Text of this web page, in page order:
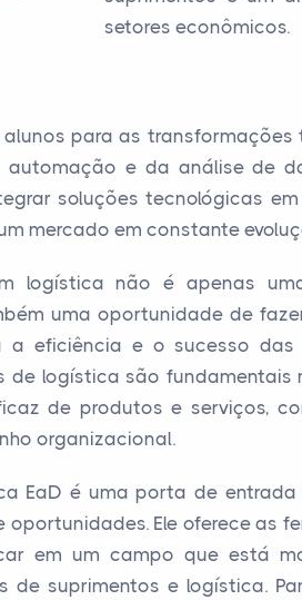
setores econômicos.
para as
e da análise de
soluções tecnológicas
mercado em constante
logística não é apenas
uma oportunidade de
a eficiência e o sucesso das
de logística são fundamentais
de produtos e serviços,
organizacional.
EaD é uma porta de
oportunidades. Ele oferece as
em um campo que está
suprimentos e logística.